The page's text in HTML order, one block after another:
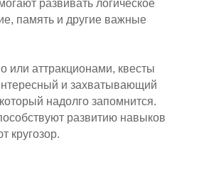
развивать логическое
память и другие важные
или аттракционами, квесты
и захватывающий
надолго запомнится.
развитию навыков
кругозор.